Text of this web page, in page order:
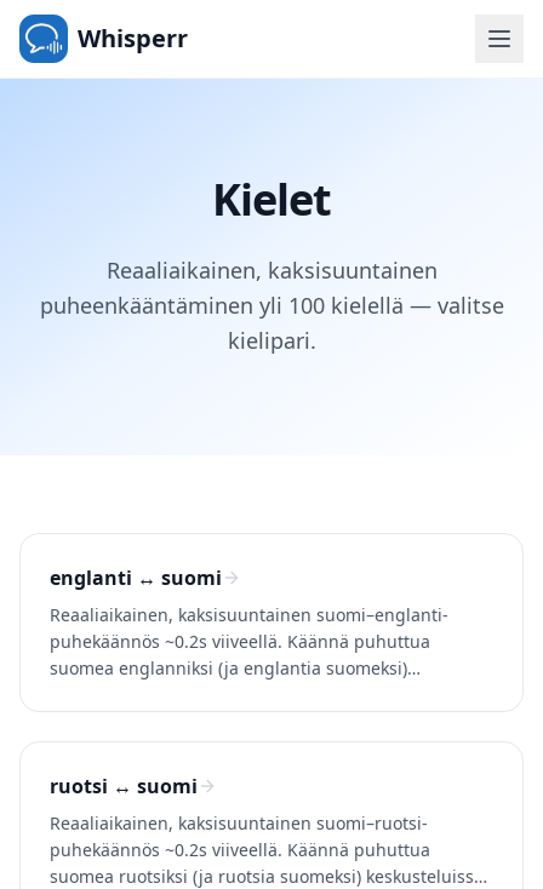
Whisperr
Kielet
Reaaliaikainen, kaksisuuntainen
puheenkääntäminen yli 100 kielellä — valitse
kielipari.
englanti ↔ suomi
Reaaliaikainen, kaksisuuntainen suomi–englanti-
puhekäännös ~0.2s viiveellä. Käännä puhuttua
suomea englanniksi (ja englantia suomeksi)
ruotsi ↔ suomi
Reaaliaikainen, kaksisuuntainen suomi–ruotsi-
puhekäännös ~0.2s viiveellä. Käännä puhuttua
suomea ruotsiksi (ja ruotsia suomeksi) keskusteluissa,